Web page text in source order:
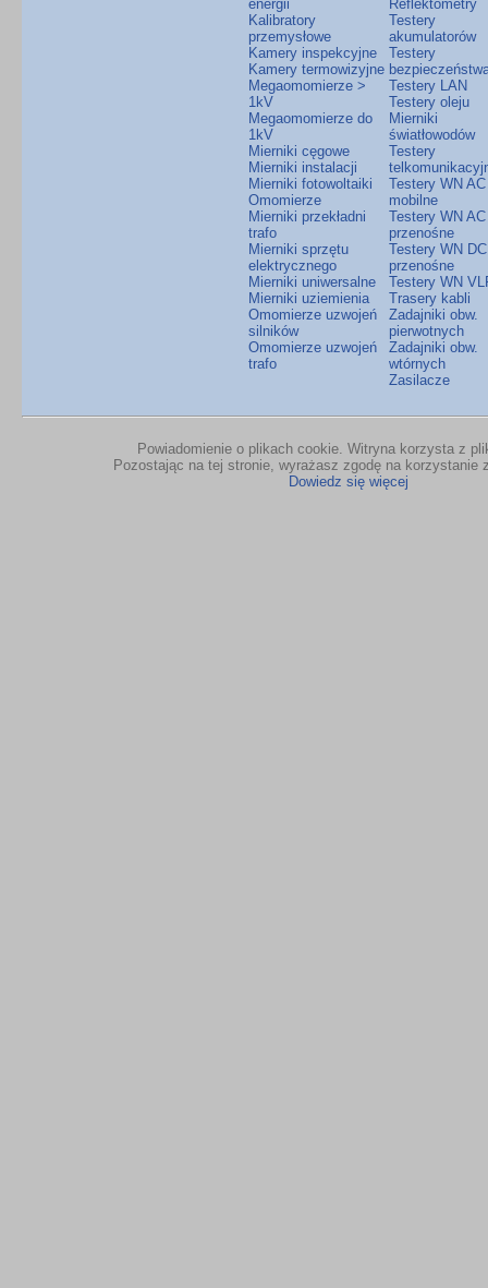
energii
Kalibratory
przemysłowe
Kamery inspekcyjne
Kamery termowizyjne
Megaomomierze >
1kV
Megaomomierze do
1kV
Mierniki cęgowe
Mierniki instalacji
Mierniki fotowoltaiki
Omomierze
Mierniki przekładni
trafo
Mierniki sprzętu
elektrycznego
Mierniki uniwersalne
Mierniki uziemienia
Omomierze uzwojeń
silników
Omomierze uzwojeń
trafo
Reflektometry
Testery
akumulatorów
Testery
Testery LAN
Testery oleju
Mierniki
światłowodów
Testery
Testery WN AC
mobilne
Testery WN AC
przenośne
Testery WN DC
przenośne
Testery WN
Trasery kabli
Zadajniki obw.
pierwotnych
Zadajniki obw.
wtórnych
Zasilacze
Powiadomienie o plikach cookie. Witryna korzysta z
Pozostając na tej stronie, wyrażasz zgodę na korzystanie
Dowiedz się więcej